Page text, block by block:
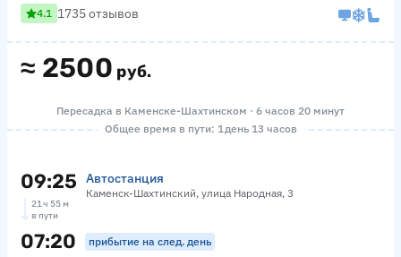
≈ 2500 руб.
4.1 1735 отзывов
Пересадка в Каменске-Шахтинском · 6 часов 20 минут
Общее время в пути: 1 день 13 часов
09:25 Автостанция
Каменск-Шахтинский, улица Народная, 3
21 ч 55 м
в пути
07:20 прибытие на след. день